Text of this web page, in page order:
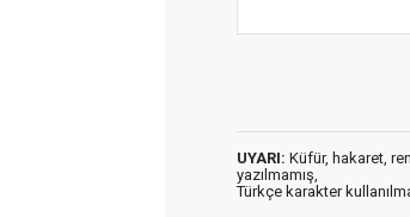
UYARI: Küfür, hakaret,
yazılmamış,
Türkçe karakter